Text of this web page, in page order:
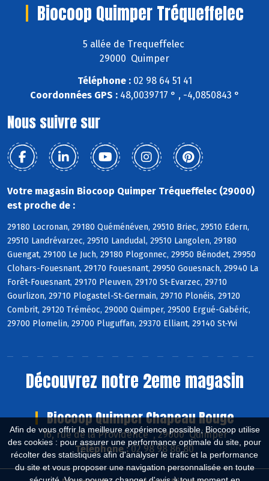
Afin de vous offrir la meilleure expérience possible, Biocoop utilise
des cookies : pour assurer une performance optimale du site, pour
récolter des statistiques afin d'analyser le trafic et la performance
du site et vous proposer une navigation personnalisée en toute
Biocoop Quimper Tréqueffelec
5 allée de Trequeffelec
29000 Quimper
Téléphone :02 98 64 51 41
Coordonnées GPS :48,0039717 ° , -4,0850843 °
Nous suivre sur
Votre magasin Biocoop Quimper Tréqueffelec (29000)
est proche de :
29180 Locronan, 29180 Quéménéven, 29510 Briec, 29510 Edern,
29510 Landrévarzec, 29510 Landudal, 29510 Langolen, 29180
Guengat, 29100 Le Juch, 29180 Plogonnec, 29950 Bénodet, 29950
Clohars-Fouesnant, 29170 Fouesnant, 29950 Gouesnach, 29940 La
Forêt-Fouesnant, 29170 Pleuven, 29170 St-Evarzec, 29710
Gourlizon, 29710 Plogastel-St-Germain, 29710 Plonéis, 29120
Combrit, 29120 Tréméoc, 29000 Quimper, 29500 Ergué-Gabéric,
29700 Plomelin, 29700 Pluguffan, 29370 Elliant, 29140 St-Yvi
Découvrez notre 2eme magasin
Biocoop Quimper Chapeau Rouge
16, rue de la Providence , 29000 Quimper
Téléphone :02 98 98 86 80